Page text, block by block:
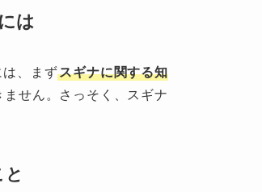
は
は、まずスギナに関する知
せん。さっそく、スギナ